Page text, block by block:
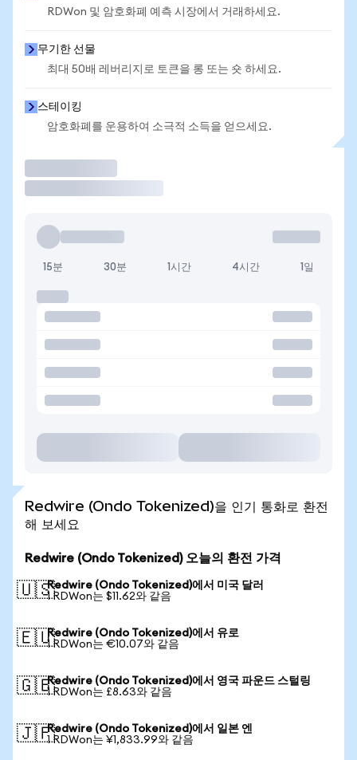
RDWon 및 암호화폐 예측 시장에서 거래하세요.
무기한 선물
최대 50배 레버리지로 토큰을 롱 또는 숏 하세요.
스테이킹
암호화폐를 운용하여 소극적 소득을 얻으세요.
15분 30분 1시간 4시간 1일
Redwire (Ondo Tokenized)을 인기 통화로 환전
해 보세요
Redwire (Ondo Tokenized) 오늘의 환전 가격
🇺🇸Redwire (Ondo Tokenized)에서 미국 달러
1 RDWon는 $11.62와 같음
🇪🇺Redwire (Ondo Tokenized)에서 유로
1 RDWon는 €10.07와 같음
🇬🇧Redwire (Ondo Tokenized)에서 영국 파운드 스털링
1 RDWon는 £8.63와 같음
🇯🇵Redwire (Ondo Tokenized)에서 일본 엔
1 RDWon는 ¥1,833.99와 같음